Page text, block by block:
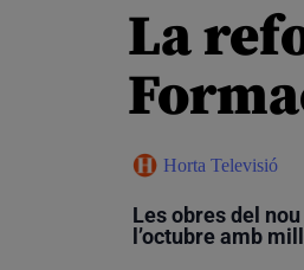
La
Horta Televisió
Les obres del
l’octubre amb